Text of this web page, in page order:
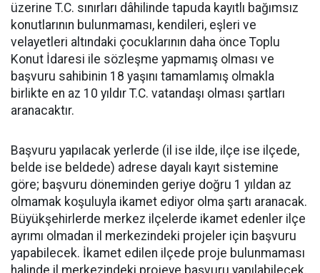
üzerine T.C. sınırları dâhilinde tapuda kayıtlı bağımsız
konutlarının bulunmaması, kendileri, eşleri ve
velayetleri altındaki çocuklarının daha önce Toplu
Konut İdaresi ile sözleşme yapmamış olması ve
başvuru sahibinin 18 yaşını tamamlamış olmakla
birlikte en az 10 yıldır T.C. vatandaşı olması şartları
aranacaktır.
Başvuru yapılacak yerlerde (il ise ilde, ilçe ise ilçede,
belde ise beldede) adrese dayalı kayıt sistemine
göre; başvuru döneminden geriye doğru 1 yıldan az
olmamak koşuluyla ikamet ediyor olma şartı aranacak.
Büyükşehirlerde merkez ilçelerde ikamet edenler ilçe
ayrımı olmadan il merkezindeki projeler için başvuru
yapabilecek. İkamet edilen ilçede proje bulunmaması
halinde il merkezindeki projeye başvuru yapılabilecek.